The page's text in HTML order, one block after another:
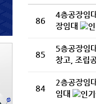
86
4층공장임대
장임대
85
5층공장임대
창고, 조립
84
2층공장임대
임대